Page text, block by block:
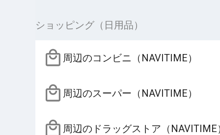
ショッピング（日用品）
周辺のコンビニ（NAVITIME）
周辺のスーパー（NAVITIME）
周辺のドラッグストア（NAVITIME